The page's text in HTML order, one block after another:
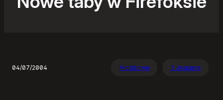
04/07/2004 Mozillowe Z Joggera